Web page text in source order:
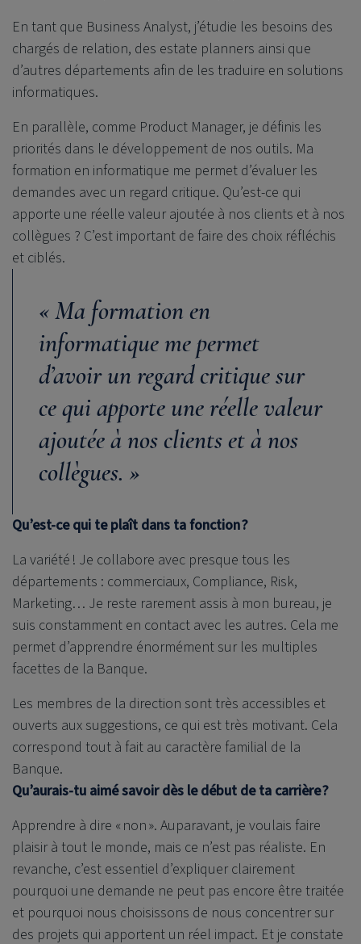
En tant que Business Analyst, j’étudie les besoins des
chargés de relation, des estate planners ainsi que
d’autres départements afin de les traduire en solutions
informatiques.
En parallèle, comme Product Manager, je définis les
priorités dans le développement de nos outils. Ma
formation en informatique me permet d’évaluer les
demandes avec un regard critique. Qu’est-ce qui
apporte une réelle valeur ajoutée à nos clients et à nos
collègues ? C’est important de faire des choix réfléchis
et ciblés.
« Ma formation en
informatique me permet
d’avoir un regard critique sur
ce qui apporte une réelle valeur
ajoutée à nos clients et à nos
collègues. »
Qu’est-ce qui te plaît dans ta fonction ?
La variété ! Je collabore avec presque tous les
départements : commerciaux, Compliance, Risk,
Marketing… Je reste rarement assis à mon bureau, je
suis constamment en contact avec les autres. Cela me
permet d’apprendre énormément sur les multiples
facettes de la Banque.
Les membres de la direction sont très accessibles et
ouverts aux suggestions, ce qui est très motivant. Cela
correspond tout à fait au caractère familial de la
Banque.
Qu’aurais-tu aimé savoir dès le début de ta carrière ?
Apprendre à dire « non ». Auparavant, je voulais faire
plaisir à tout le monde, mais ce n’est pas réaliste. En
revanche, c’est essentiel d’expliquer clairement
pourquoi une demande ne peut pas encore être traitée
et pourquoi nous choisissons de nous concentrer sur
des projets qui apportent un réel impact. Et je constate